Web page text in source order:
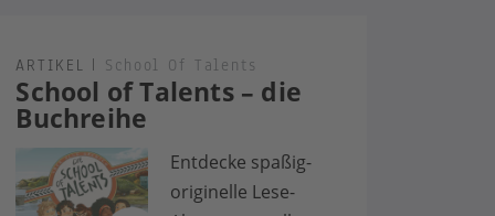
School of Talents – die
Buchreihe
ARTIKEL | School Of Talents
Entdecke spaßig-
originelle Lese-